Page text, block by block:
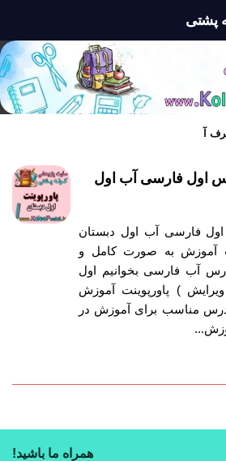
پشتی
آ
اول فارسی آب اول
فارسی آب اول دبستان
آموزش به صورت کامل و
آب فارسی بخوانیم اول
) پاورپوینت آموزش
مناسب برای آموزش در
همراه ما باشید!